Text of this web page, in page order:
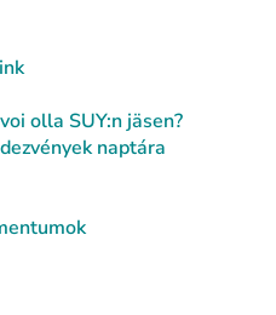
olla SUY:n jäsen?
naptára